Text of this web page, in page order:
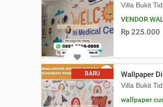
Villa Bukit
VENDOR
Rp 225.000
BARU Wallpaper
Villa Bukit
wallpaper